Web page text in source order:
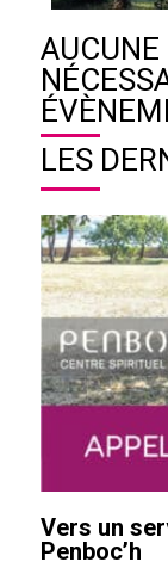
LES
Vers un
Penboc’h